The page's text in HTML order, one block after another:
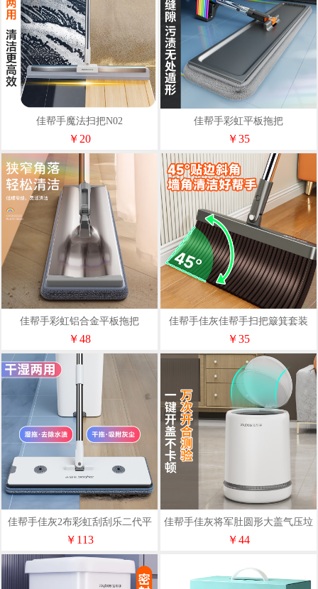
佳帮手魔法扫把N02
￥20
佳帮手彩虹平板拖把
￥35
佳帮手彩虹铝合金平板拖把
￥48
佳帮手佳灰佳帮手扫把簸箕套装
S01
￥35
佳帮手佳灰2布彩虹刮刮乐二代平
板拖把套装M02
￥113
佳帮手佳灰将军肚圆形大盖气压垃
圾桶N17
￥44